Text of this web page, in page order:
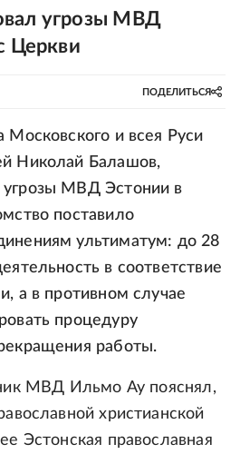
угрозы МВД
Церкви
ПОДЕЛИТЬСЯ
Московского и всея Руси
Николай Балашов,
угрозы МВД Эстонии в
поставило
ультиматум: до 28
в соответствие
а в противном случае
процедуру
работы.
МВД Ильмо Ау пояснял,
христианской
Эстонская православная